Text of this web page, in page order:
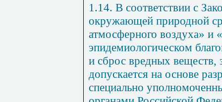
1.14. В соответствии с
окружающей природной
атмосферного воздуха» и
эпидемиологическом
и сброс вредных веществ,
допускается на основе
специально